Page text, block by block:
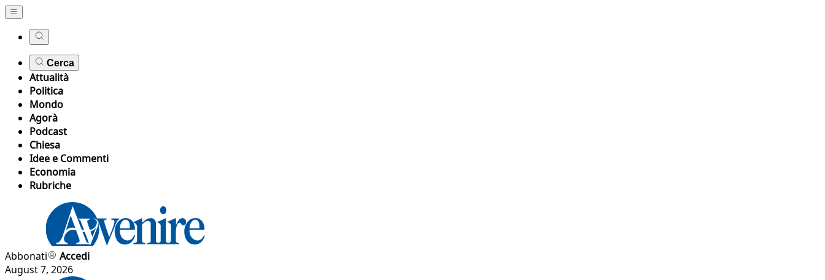
Cerca
Attualità
Politica
Mondo
Agorà
Podcast
Chiesa
Idee e Commenti
Economia
Rubriche
Abbonati
Accedi
August 7, 2026